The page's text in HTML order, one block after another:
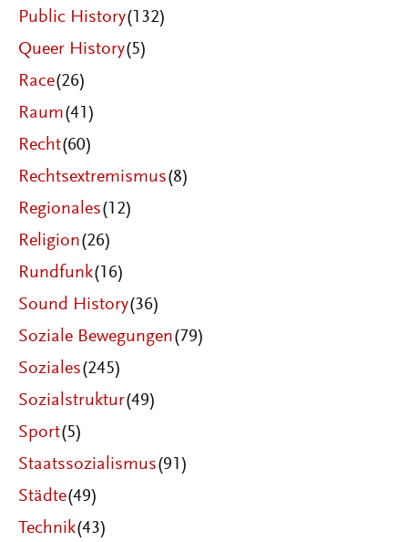
Public History(132)
Queer History(5)
Race(26)
Raum(41)
Recht(60)
Rechtsextremismus(8)
Regionales(12)
Religion(26)
Rundfunk(16)
Sound History(36)
Soziale Bewegungen(79)
Soziales(245)
Sozialstruktur(49)
Sport(5)
Staatssozialismus(91)
Städte(49)
Technik(43)